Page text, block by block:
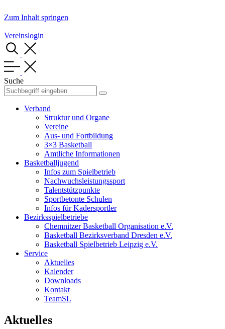
Zum Inhalt springen
Vereinslogin
Suche
Verband
Struktur und Organe
Vereine
Aus- und Fortbildung
3×3 Basketball
Amtliche Informationen
Basketballjugend
Infos zum Spielbetrieb
Nachwuchsleistungssport
Talentstützpunkte
Sportbetonte Schulen
Infos für Kadersportler
Bezirksspielbetriebe
Chemnitzer Basketball Organisation e.V.
Basketball Bezirksverband Dresden e.V.
Basketball Spielbetrieb Leipzig e.V.
Service
Aktuelles
Kalender
Downloads
Kontakt
TeamSL
Aktuelles